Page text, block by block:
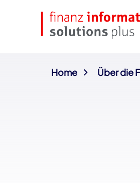
Home Über die